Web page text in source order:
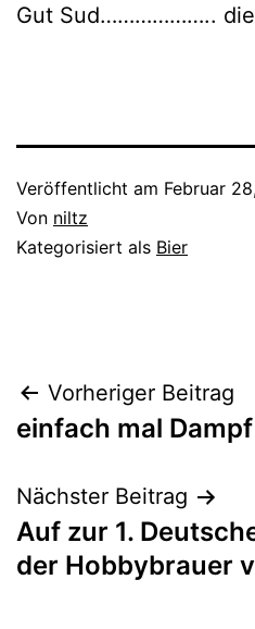
Gut Sud………………..
Veröffentlicht am Februar
Von niltz
Kategorisiert als Bier
Beitrags-
Navigation
Vorheriger Beitrag
einfach mal
Nächster Beitrag
Auf zur 1.
der Hobbybrauer